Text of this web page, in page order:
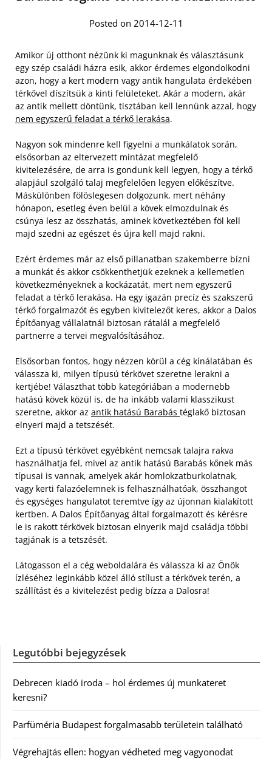
Posted on 2014-12-11
Amikor új otthont nézünk ki magunknak és választásunk
egy szép családi házra esik, akkor érdemes elgondolkodni
azon, hogy a kert modern vagy antik hangulata érdekében
térkővel díszítsük a kinti felületeket. Akár a modern, akár
az antik mellett döntünk, tisztában kell lennünk azzal, hogy
nem egyszerű feladat a térkő lerakása.
Nagyon sok mindenre kell figyelni a munkálatok során,
elsősorban az eltervezett mintázat megfelelő
kivitelezésére, de arra is gondunk kell legyen, hogy a térkő
alapjául szolgáló talaj megfelelően legyen előkészítve.
Máskülönben fölöslegesen dolgozunk, mert néhány
hónapon, esetleg éven belül a kövek elmozdulnak és
csúnya lesz az összhatás, aminek következtében föl kell
majd szedni az egészet és újra kell majd rakni.
Ezért érdemes már az első pillanatban szakemberre bízni
a munkát és akkor csökkenthetjük ezeknek a kellemetlen
következményeknek a kockázatát, mert nem egyszerű
feladat a térkő lerakása. Ha egy igazán precíz és szakszerű
térkő forgalmazót és egyben kivitelezőt keres, akkor a Dalos
Építőanyag vállalatnál biztosan rátalál a megfelelő
partnerre a tervei megvalósításához.
Elsősorban fontos, hogy nézzen körül a cég kínálatában és
válassza ki, milyen típusú térkövet szeretne lerakni a
kertjébe! Választhat több kategóriában a modernebb
hatású kövek közül is, de ha inkább valami klasszikust
szeretne, akkor az antik hatású Barabás téglakő biztosan
elnyeri majd a tetszését.
Ezt a típusú térkövet egyébként nemcsak talajra rakva
használhatja fel, mivel az antik hatású Barabás kőnek más
típusai is vannak, amelyek akár homlokzatburkolatnak,
vagy kerti falazóelemnek is felhasználhatóak, összhangot
és egységes hangulatot teremtve így az újonnan kialakított
kertben. A Dalos Építőanyag által forgalmazott és kérésre
le is rakott térkövek biztosan elnyerik majd családja többi
tagjának is a tetszését.
Látogasson el a cég weboldalára és válassza ki az Önök
ízléséhez leginkább közel álló stílust a térkövek terén, a
szállítást és a kivitelezést pedig bízza a Dalosra!
Legutóbbi bejegyzések
Debrecen kiadó iroda – hol érdemes új munkateret
keresni?
Parfüméria Budapest forgalmasabb területein található
Végrehajtás ellen: hogyan védheted meg vagyonodat